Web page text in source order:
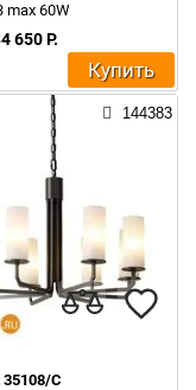
max 60W
650 Р.
Купить
144383
C